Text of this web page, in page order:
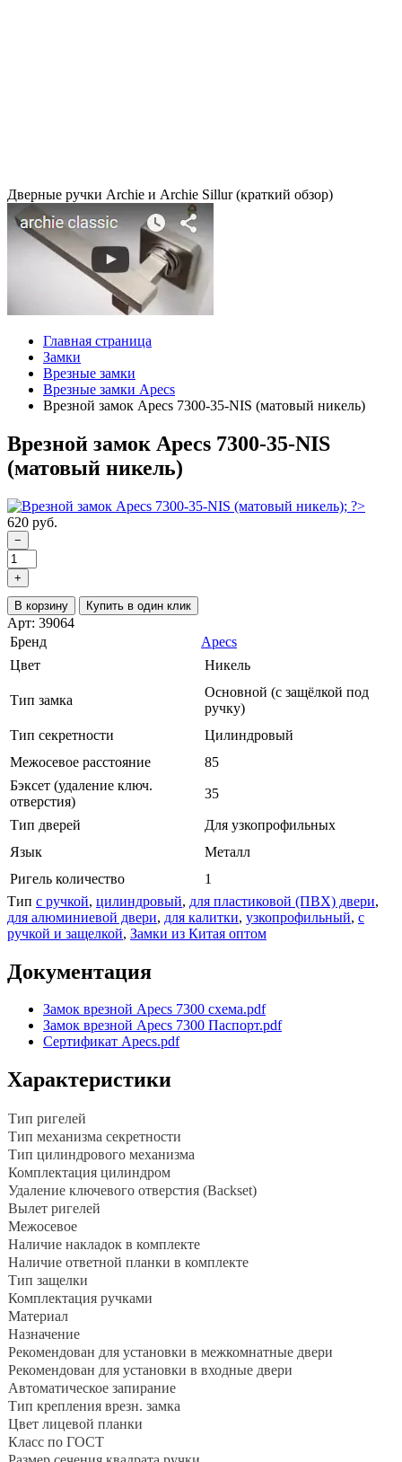
Дверные ручки Archie и Archie Sillur (краткий обзор)
Главная страница
Замки
Врезные замки
Врезные замки Apecs
Врезной замок Apecs 7300-35-NIS (матовый никель)
Врезной замок Apecs 7300-35-NIS
(матовый никель)
620 руб.
−
+
В корзину Купить в один клик
Арт: 39064
Бренд
Apecs
Цвет
Никель
Тип замка
Основной (с защёлкой под
ручку)
Тип секретности
Цилиндровый
Межосевое расстояние
85
Бэксет (удаление ключ.
отверстия)
35
Тип дверей
Для узкопрофильных
Язык
Металл
Ригель количество
1
Тип с ручкой, цилиндровый, для пластиковой (ПВХ) двери,
для алюминиевой двери, для калитки, узкопрофильный, с
ручкой и защелкой, Замки из Китая оптом
Документация
Замок врезной Apecs 7300 схема.pdf
Замок врезной Apecs 7300 Паспорт.pdf
Сертификат Apecs.pdf
Характеристики
Тип ригелей
Тип механизма секретности
Тип цилиндрового механизма
Комплектация цилиндром
Удаление ключевого отверстия (Backset)
Вылет ригелей
Межосевое
Наличие накладок в комплекте
Наличие ответной планки в комплекте
Тип защелки
Комплектация ручками
Материал
Назначение
Рекомендован для установки в межкомнатные двери
Рекомендован для установки в входные двери
Автоматическое запирание
Тип крепления врезн. замка
Цвет лицевой планки
Класс по ГОСТ